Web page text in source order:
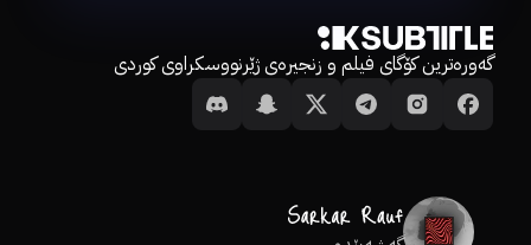
گەورەترین کۆگای فیلم و زنجیرەی ژێرنووسکراوی کوردی